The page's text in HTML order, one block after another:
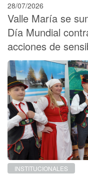
28/07/2026
Valle María se
Día Mundial
acciones de
INSTITUCIONALES